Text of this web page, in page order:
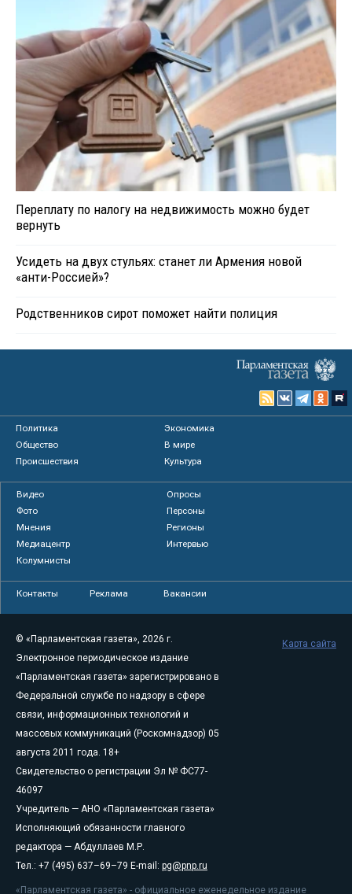
Переплату по налогу на недвижимость можно будет
вернуть
Усидеть на двух стульях: станет ли Армения новой
«анти-Россией»?
Родственников сирот поможет найти полиция
Политика
Экономика
Общество
В мире
Происшествия
Культура
Видео
Опросы
Фото
Персоны
Мнения
Регионы
Медиацентр
Интервью
Колумнисты
Контакты Реклама Вакансии
© «Парламентская газета», 2026 г.
Электронное периодическое издание
«Парламентская газета» зарегистрировано в
Федеральной службе по надзору в сфере
связи, информационных технологий и
массовых коммуникаций (Роскомнадзор) 05
августа 2011 года. 18+
Свидетельство о регистрации Эл № ФС77-
46097
Учредитель — АНО «Парламентская газета»
Исполняющий обязанности главного
редактора — Абдуллаев М.Р.
Тел.: +7 (495) 637–69–79 E-mail: pg@pnp.ru
«Парламентская газета» - официальное еженедельное издание
Карта сайта